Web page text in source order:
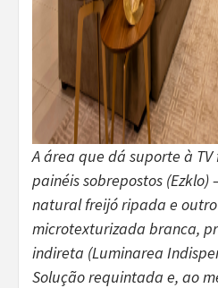
A área que dá suporte à
painéis sobrepostos (Ezklo)
natural freijó ripada e
microtexturizada branca,
indireta (Luminarea
Solução requintada e, ao